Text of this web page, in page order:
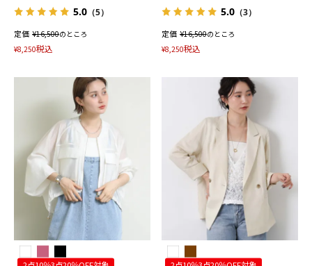
5.0 （5）
定価 ¥16,500のところ
¥8,250税込
5.0 （3）
定価 ¥16,500のところ
¥8,250税込